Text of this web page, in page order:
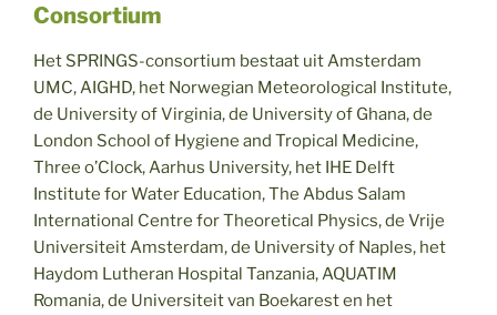
Consortium
Het SPRINGS-consortium bestaat uit Amsterdam
UMC, AIGHD, het Norwegian Meteorological Institute,
de University of Virginia, de University of Ghana, de
London School of Hygiene and Tropical Medicine,
Three o’Clock, Aarhus University, het IHE Delft
Institute for Water Education, The Abdus Salam
International Centre for Theoretical Physics, de Vrije
Universiteit Amsterdam, de University of Naples, het
Haydom Lutheran Hospital Tanzania, AQUATIM
Romania, de Universiteit van Boekarest en het